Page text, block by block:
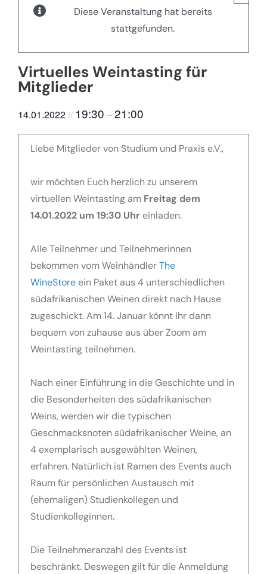
Diese Veranstaltung hat bereits
stattgefunden.
Virtuelles Weintasting für
Mitglieder
14.01.2022// 19:30 –21:00
Liebe Mitglieder von Studium und Praxis e.V.,
wir möchten Euch herzlich zu unserem
virtuellen Weintasting am Freitag dem
14.01.2022 um 19:30 Uhreinladen.
Alle Teilnehmer und Teilnehmerinnen
bekommen vom WeinhändlerThe
WineStoreein Paket aus 4 unterschiedlichen
südafrikanischen Weinen direkt nach Hause
zugeschickt. Am 14. Januar könnt Ihr dann
bequem von zuhause aus über Zoom am
Weintasting teilnehmen.
Nach einer Einführung in die Geschichte und in
die Besonderheiten des südafrikanischen
Weins, werden wir die typischen
Geschmacksnoten südafrikanischer Weine, an
4 exemplarisch ausgewählten Weinen,
erfahren. Natürlich ist Ramen des Events auch
Raum für persönlichen Austausch mit
(ehemaligen) Studienkollegen und
Studienkolleginnen.
Die Teilnehmeranzahl des Events ist
beschränkt. Deswegen gilt für die Anmeldung